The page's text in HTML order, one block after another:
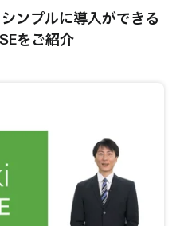
ンプルに導入ができる
をご紹介